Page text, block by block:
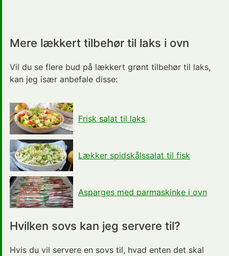
Mere lækkert tilbehør til laks i ovn
Vil du se flere bud på lækkert grønt tilbehør til laks,
kan jeg især anbefale disse:
Frisk salat til laks
Lækker spidskålssalat til fisk
Asparges med parmaskinke i ovn
Hvilken sovs kan jeg servere til?
Hvis du vil servere en sovs til, hvad enten det skal